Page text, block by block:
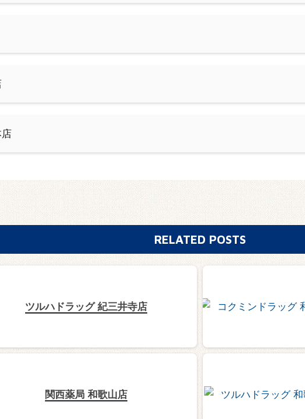
RELATED POSTS
ツルハドラッグ 紀三井寺店
関西薬局 和歌山店